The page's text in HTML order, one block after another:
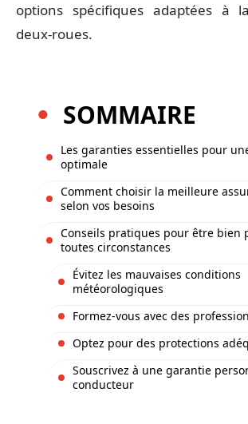
options spécifiques adaptées à
deux-roues.
SOMMAIRE
Les garanties essentielles pour
optimale
Comment choisir la meilleure
selon vos besoins
Conseils pratiques pour être bien
toutes circonstances
Évitez les mauvaises conditions
météorologiques
Formez-vous avec des
Optez pour des protections
Souscrivez à une garantie
conducteur